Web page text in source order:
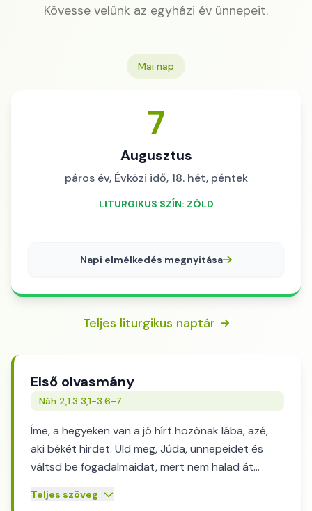
Kövesse velünk az egyházi év ünnepeit.
Mai nap
7
Augusztus
páros év, Évközi idő, 18. hét, péntek
LITURGIKUS SZÍN: ZÖLD
Napi elmélkedés megnyitása
Teljes liturgikus naptár
Első olvasmány
Náh 2,1.3 3,1-3.6-7
Íme, a hegyeken van a jó hírt hozónak lába, azé,
aki békét hirdet. Üld meg, Júda, ünnepeidet és
váltsd be fogadalmaidat, mert nem halad át
helyreállítja az Úr Jákob dicsőségét és Izrael
Teljes szöveg